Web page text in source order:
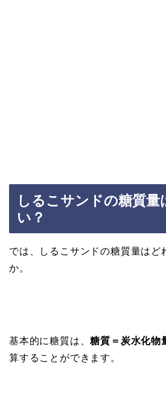
しるこサンドの糖質量
い？
では、しるこサンドの糖質量はど
か。
基本的に糖質は、糖質＝炭水化物
算することができます。